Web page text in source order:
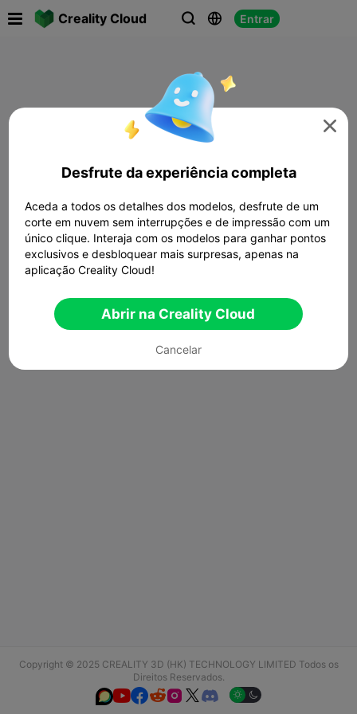
Creality Cloud   Entrar
Copyright © 2025 CREALITY 3D (HK) TECHNOLOGY LIMITED Todos os
Direitos Reservados.
  

Desfrute da experiência completa
Aceda a todos os detalhes dos modelos, desfrute de um
corte em nuvem sem interrupções e de impressão com um
único clique. Interaja com os modelos para ganhar pontos
exclusivos e desbloquear mais surpresas, apenas na
aplicação Creality Cloud!
Abrir na Creality Cloud
Cancelar